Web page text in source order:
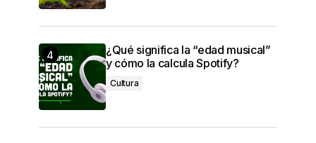
¿Qué significa la “edad musical”
y cómo la calcula Spotify?
Cultura